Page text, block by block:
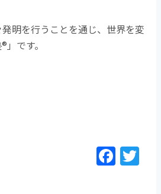
明を行うことを通じ、世界を変
です。
F
a